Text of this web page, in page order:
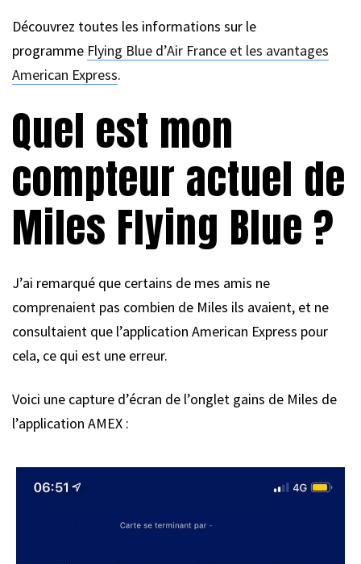
Découvrez toutes les informations sur le
programme Flying Blue d’Air France et les avantages
American Express.
Quel est mon
compteur actuel de
Miles Flying Blue ?
J’ai remarqué que certains de mes amis ne
comprenaient pas combien de Miles ils avaient, et ne
consultaient que l’application American Express pour
cela, ce qui est une erreur.
Voici une capture d’écran de l’onglet gains de Miles de
l’application AMEX :